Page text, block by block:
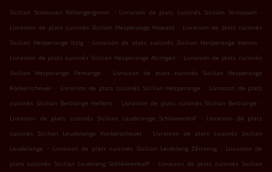
Sicilian Stroossen Rollengergronn
. Livraison de plats cuisinés Sicilian Stroossen
.
Livraison de plats cuisinés Sicilian Hesperange Howald
. Livraison de plats cuisinés
Sicilian Hesperange Itzig . Livraison de plats cuisinés Sicilian Hesperange Hamm
.
Livraison de plats cuisinés Sicilian Hesperange Alzingen . Livraison de plats cuisinés
Sicilian Hesperange Fentange
.
Livraison de plats cuisinés Sicilian Hesperange
Kockelscheuer . Livraison de plats cuisinés Sicilian Hesperange . Livraison de plats
cuisinés Sicilian Bertrange Helfent
. Livraison de plats cuisinés Sicilian Bertrange
.
Livraison de plats cuisinés Sicilian Leudelange Schlewenhof
. Livraison de plats
cuisinés Sicilian Leudelange Kockelscheuer
. Livraison de plats cuisinés Sicilian
Leudelange
. Livraison de plats cuisinés Sicilian Leideleng Zéisseng . Livraison de
plats cuisinés Sicilian Leideleng Schléiwenhaff . Livraison de plats cuisinés Sicilian